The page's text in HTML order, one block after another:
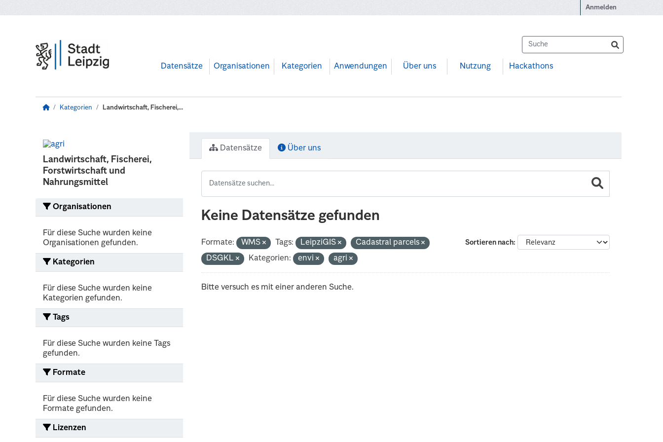
Anmelden
Datensätze Organisationen Kategorien Anwendungen Über uns Nutzung Hackathons
Kategorien Landwirtschaft, Fischerei,...
Landwirtschaft, Fischerei,
Forstwirtschaft und
Nahrungsmittel
Organisationen
Für diese Suche wurden keine
Organisationen gefunden.
Kategorien
Für diese Suche wurden keine
Kategorien gefunden.
Tags
Für diese Suche wurden keine Tags
gefunden.
Formate
Für diese Suche wurden keine
Formate gefunden.
Lizenzen
Datensätze Über uns
Keine Datensätze gefunden
Sortieren nach
Formate: WMS Tags: LeipziGIS
Cadastral parcels
DSGKL
Kategorien: envi agri
Bitte versuch es mit einer anderen Suche.